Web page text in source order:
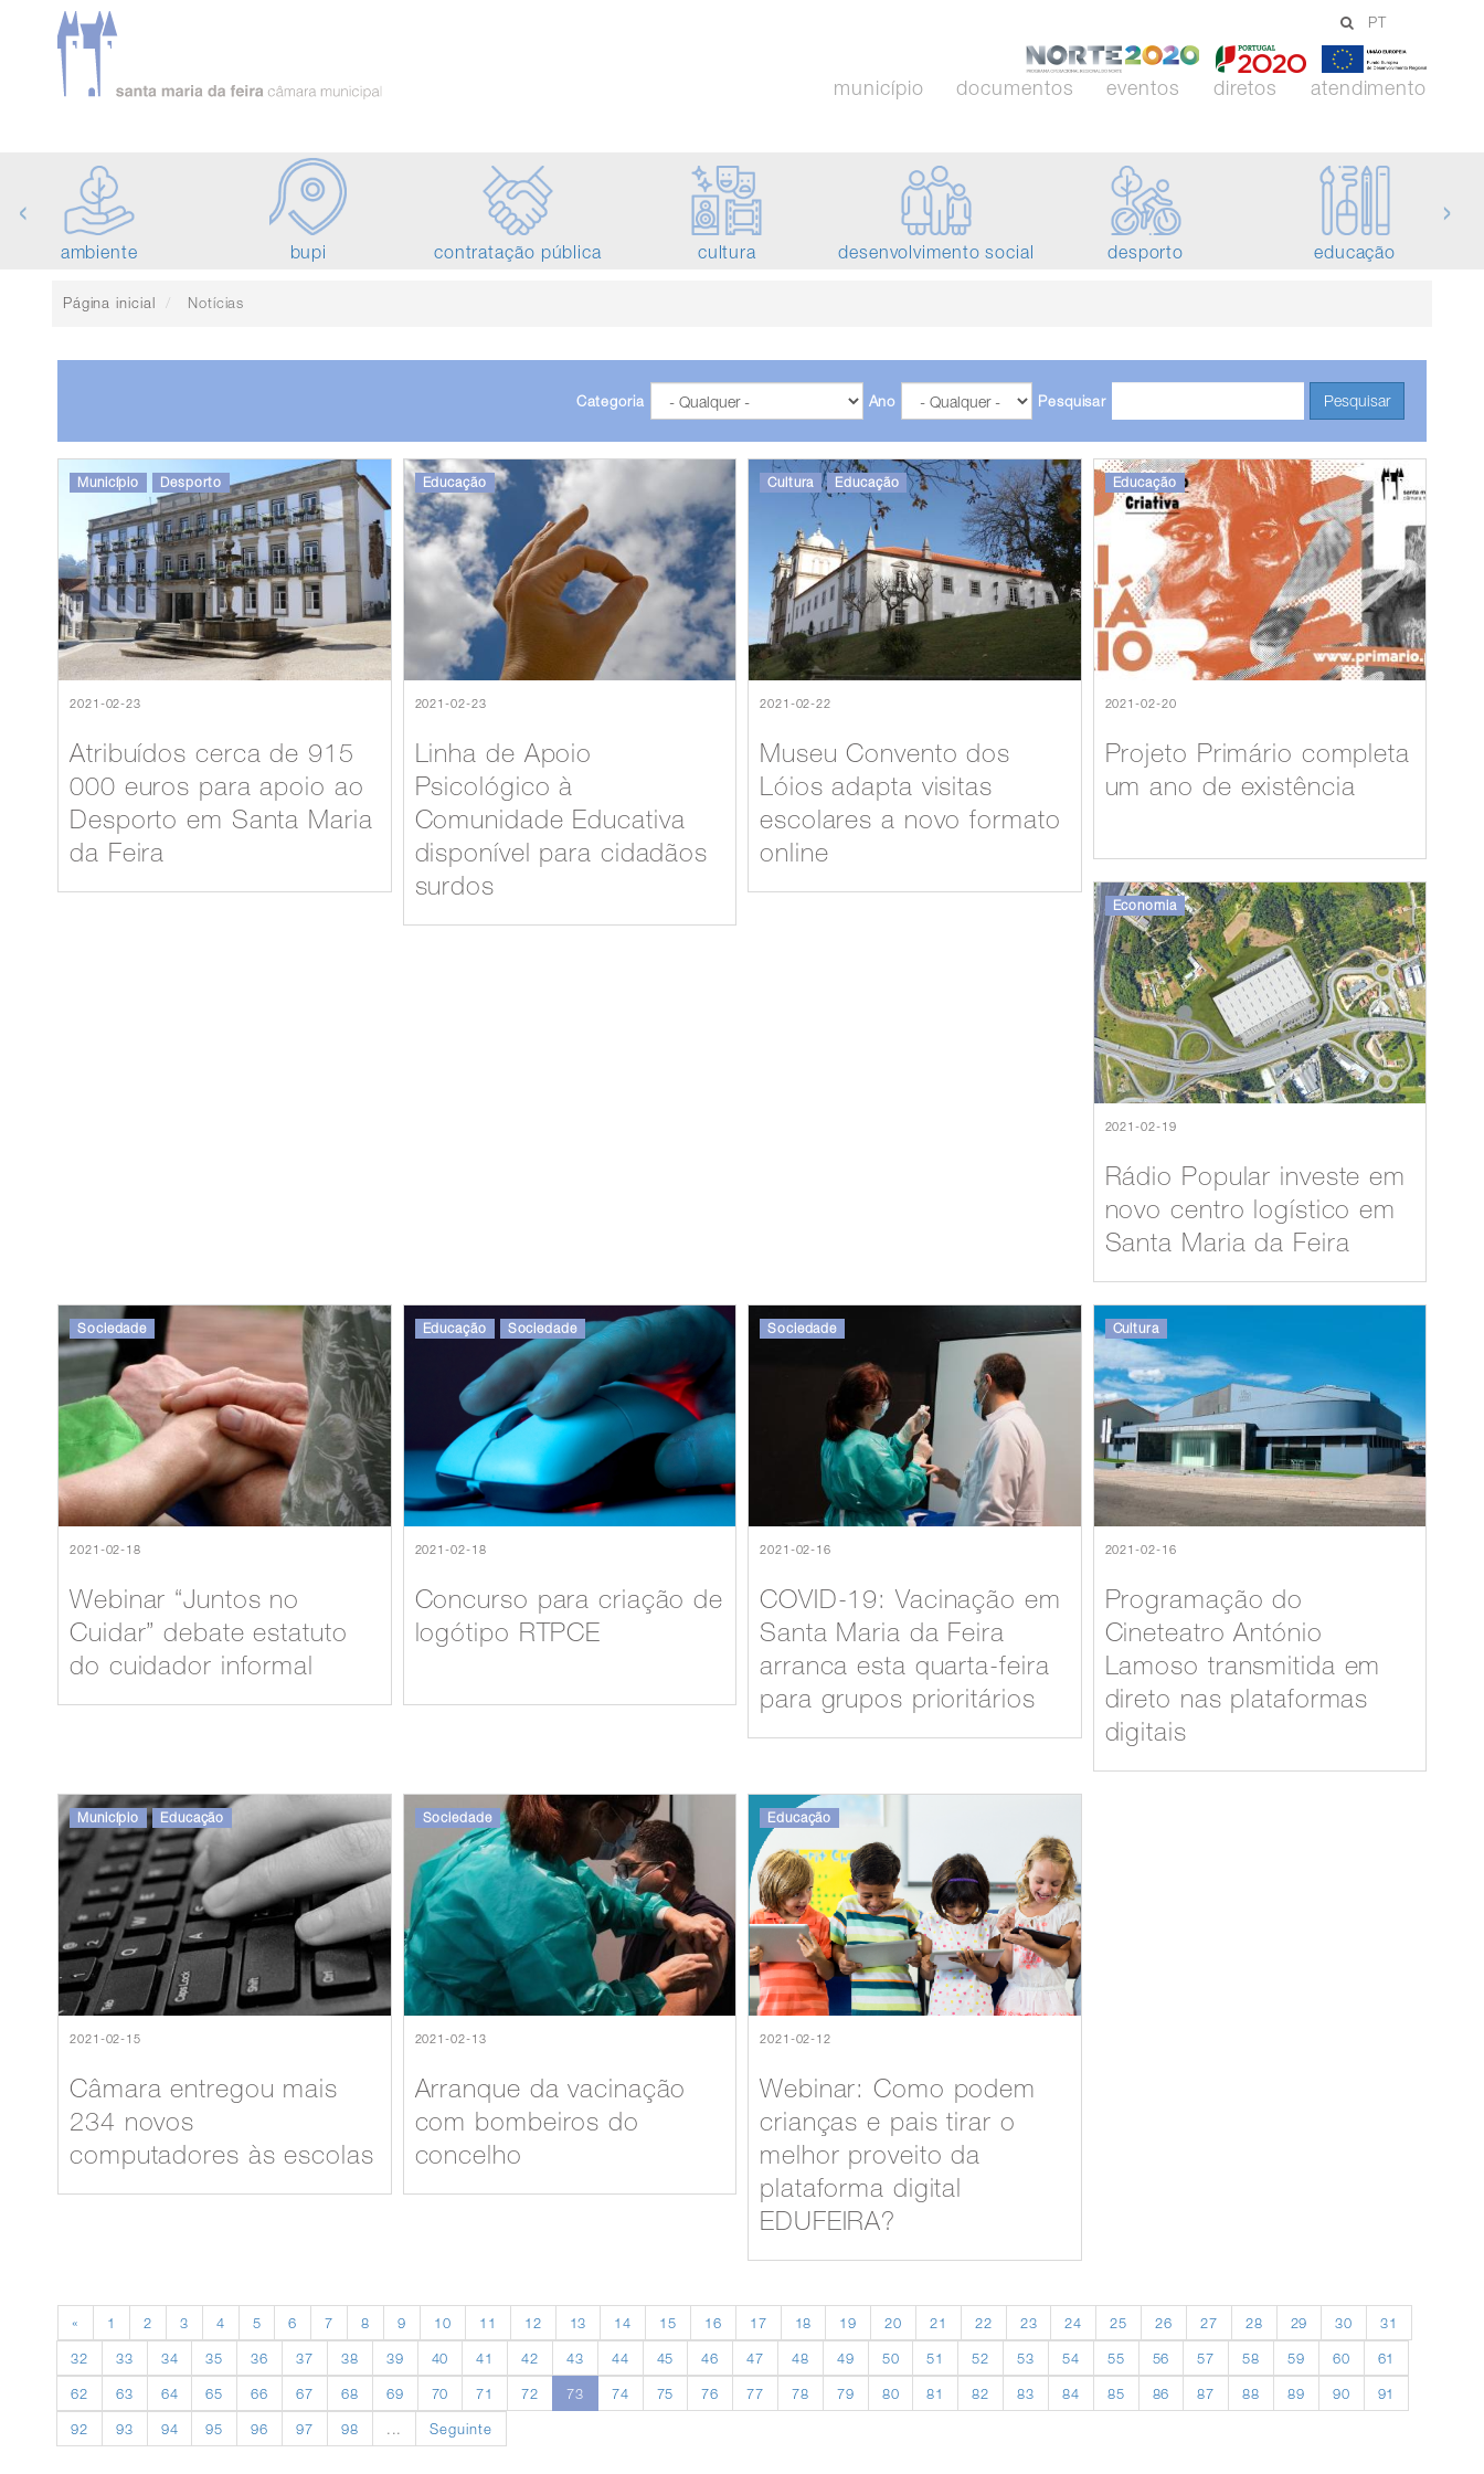
PT
Norte
2020
Portugal
2020
União
município documentos eventos diretos atendimento
ambiente bupi contratação pública cultura desenvolvimento social desporto educação
‹ ›
Página inicial Notícias
Categoria Ano Pesquisar Pesquisar
Município Desporto
2021-02-23
Atribuídos cerca de 915
000 euros para apoio ao
Desporto em Santa Maria
da Feira
Educação
2021-02-23
Linha de Apoio
Psicológico à
Comunidade Educativa
disponível para cidadãos
surdos
Cultura Educação
2021-02-22
Museu Convento dos
Lóios adapta visitas
escolares a novo formato
online
Educação
2021-02-20
Projeto Primário completa
um ano de existência
Economia
2021-02-19
Rádio Popular investe em
novo centro logístico em
Santa Maria da Feira
Sociedade
2021-02-18
Webinar “Juntos no
Cuidar” debate estatuto
do cuidador informal
Educação Sociedade
2021-02-18
Concurso para criação de
logótipo RTPCE
Sociedade
2021-02-16
COVID-19: Vacinação em
Santa Maria da Feira
arranca esta quarta-feira
para grupos prioritários
Cultura
2021-02-16
Programação do
Cineteatro António
Lamoso transmitida em
direto nas plataformas
digitais
Município Educação
2021-02-15
Câmara entregou mais
234 novos
computadores às escolas
Sociedade
2021-02-13
Arranque da vacinação
com bombeiros do
concelho
Educação
2021-02-12
Webinar: Como podem
crianças e pais tirar o
melhor proveito da
plataforma digital
EDUFEIRA?
« 1 2 3 4 5 6 7 8 9 10 11 12 13 14 15 16 17 18 19 20 21 22 23 24 25 26 27 28 29 30
31
32
33 34 35 36 37 38 39 40 41 42 43 44 45 46 47 48 49 50 51 52 53 54 55 56 57 58 59 60
61
62
63 64 65 66 67 68 69 70 71 72 73 74 75 76 77 78 79 80 81 82 83 84 85 86 87 88 89 90
91
92
93 94 95 96 97 98 ... Seguinte